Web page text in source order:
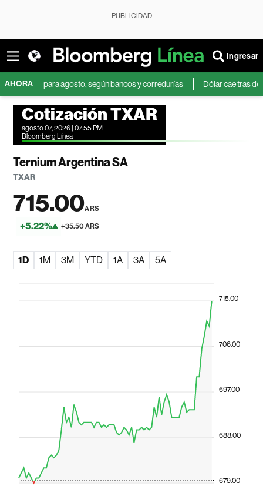
PUBLICIDAD
Ingresar
AHORA
para agosto, según bancos y corredurías Dólar cae tras débil dato de
Cotización TXAR
agosto 07, 2026 | 07:55 PM
Bloomberg Línea
Ternium Argentina SA
TXAR
715.00ARS
+5.22% +35.50 ARS
1D 1M 3M YTD 1A 3A 5A
679.00
688.00
697.00
706.00
715.00